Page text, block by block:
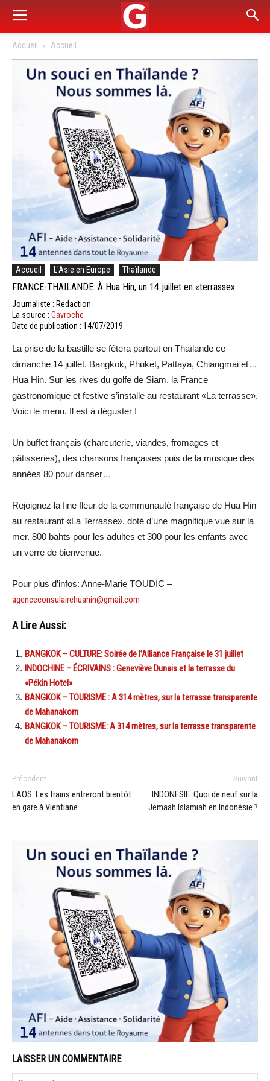
Accueil Accueil
Accueil L'Asie en Europe Thaïlande
FRANCE-THAILANDE: À Hua Hin, un 14 juillet en «terrasse»
Journaliste : Redaction
La source : Gavroche
Date de publication : 14/07/2019
La prise de la bastille se fêtera partout en Thaïlande ce
dimanche 14 juillet. Bangkok, Phuket, Pattaya, Chiangmai et…
Hua Hin. Sur les rives du golfe de Siam, la France
gastronomique et festive s’installe au restaurant «La terrasse».
Voici le menu. Il est à déguster !
Un buffet français (charcuterie, viandes, fromages et
pâtisseries), des chansons françaises puis de la musique des
années 80 pour danser…
Rejoignez la fine fleur de la communauté française de Hua Hin
au restaurant «La Terrasse», doté d’une magnifique vue sur la
mer. 800 bahts pour les adultes et 300 pour les enfants avec
un verre de bienvenue.
Pour plus d’infos: Anne-Marie TOUDIC –
agenceconsulairehuahin@gmail.com
A Lire Aussi:
BANGKOK – CULTURE: Soirée de l’Alliance Française le 31 juillet
INDOCHINE – ÉCRIVAINS : Geneviève Dunais et la terrasse du
«Pékin Hotel»
BANGKOK – TOURISME : A 314 mètres, sur la terrasse transparente
de Mahanakorn
BANGKOK – TOURISME: A 314 mètres, sur la terrasse transparente
de Mahanakorn
Précédent
LAOS: Les trains entreront bientôt
en gare à Vientiane
Suivant
INDONESIE: Quoi de neuf sur la
Jemaah Islamiah en Indonésie ?
LAISSER UN COMMENTAIRE